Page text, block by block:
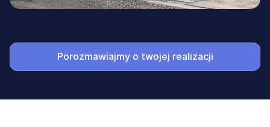
Porozmawiajmy o twojej realizacji